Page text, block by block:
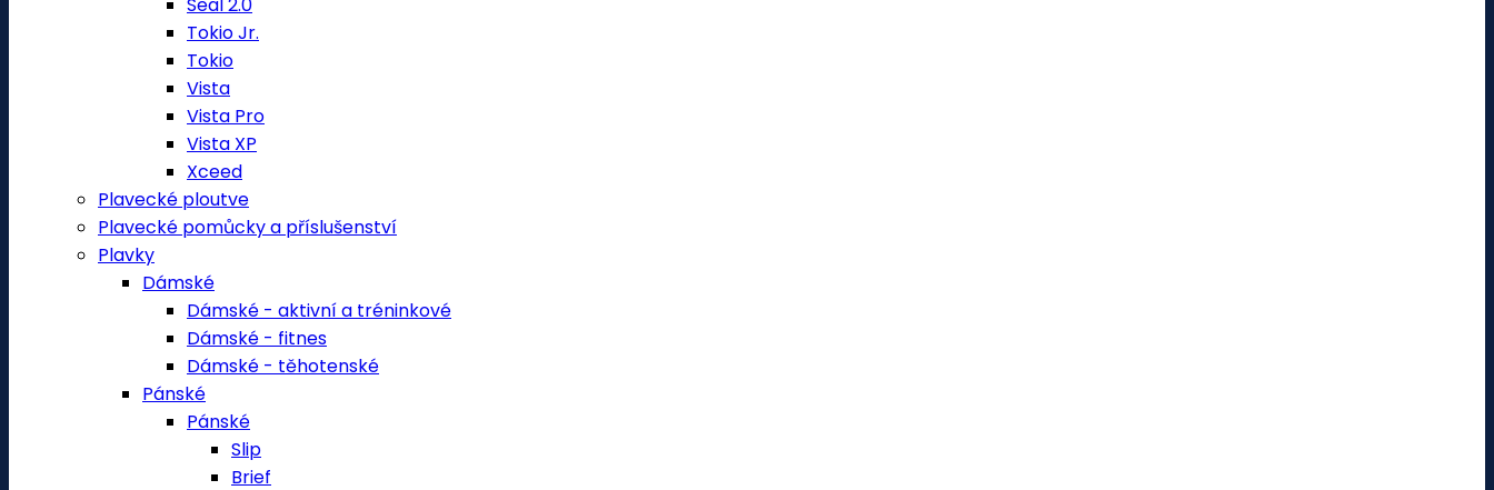
Tokio Jr.
Tokio
Vista
Vista Pro
Vista XP
Xceed
Plavecké ploutve
Plavecké pomůcky a příslušenství
Plavky
Dámské
Dámské - aktivní a tréninkové
Dámské - fitnes
Dámské - těhotenské
Pánské
Pánské
Slip
Brief